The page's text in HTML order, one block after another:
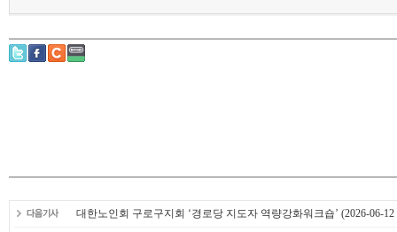
대한노인회 구로구지회 ‘경로당 지도자 역량강화워크숍’ (2026-06-12